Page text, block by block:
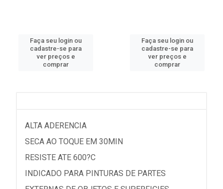
Faça seu login ou
cadastre-se para
ver preços e
comprar
Faça seu login ou
cadastre-se para
ver preços e
comprar
ALTA ADERENCIA
SECA AO TOQUE EM 30MIN
RESISTE ATE 600?C
INDICADO PARA PINTURAS DE PARTES